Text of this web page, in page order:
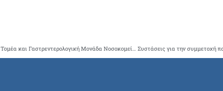
Ευχαριστήρια επιστολή πολίτη για Β΄Παθολογικό Τομέα και Γαστρεντερολογική Μονάδα Νοσοκομείου Παίδων “Η Αγία Σοφία”